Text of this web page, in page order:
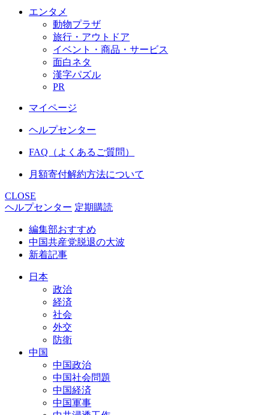
エンタメ
動物プラザ
旅行・アウトドア
イベント・商品・サービス
面白ネタ
漢字パズル
PR
マイページ
ヘルプセンター
FAQ（よくあるご質問）
月額寄付解約方法について
CLOSE
ヘルプセンター 定期購読
編集部おすすめ
中国共産党脱退の大波
新着記事
日本
政治
経済
社会
外交
防衛
中国
中国政治
中国社会問題
中国経済
中国軍事